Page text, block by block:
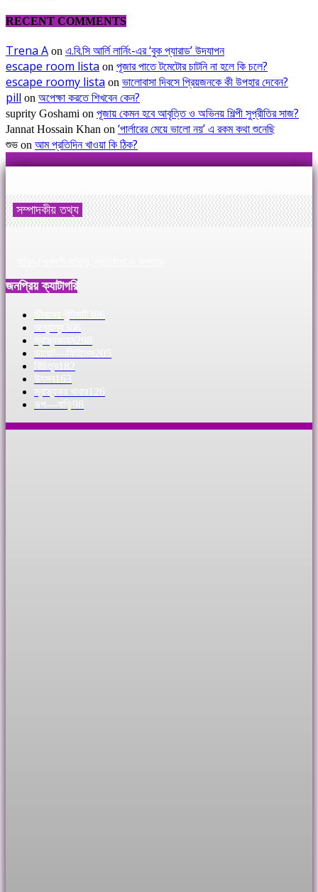
RECENT COMMENTS
Trena A on এ.বি.সি আর্লি লার্নিং-এর ‘বুক প্যারাড’ উদযাপন
escape room lista on পূজার পাতে টমেটোর চাটনি না হলে কি চলে?
escape roomy lista on ভালোবাসা দিবসে প্রিয়জনকে কী উপহার দেবেন?
pill on অপেক্ষা করতে শিখবেন কেন?
suprity Goshami on পূজায় কেমন হবে আবৃত্তি ও অভিনয় শিল্পী সুপ্রীতির সাজ?
Jannat Hossain Khan on ‘পার্লারের মেয়ে ভালো নয়’ এ রকম কথা শুনেছি
শুভ on আম প্রতিদিন খাওয়া কি ঠিক?
সম্পাদকীয় তথ্য
জনপ্রিয় ক্যাটাগরি
163
স্বাস্থ্যকর খাবার
126
রূপ—বাড়ি 98